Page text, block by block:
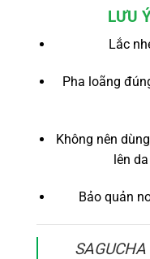
LƯU
Lắc
Pha loãng
Không nên
lên
Bảo quản